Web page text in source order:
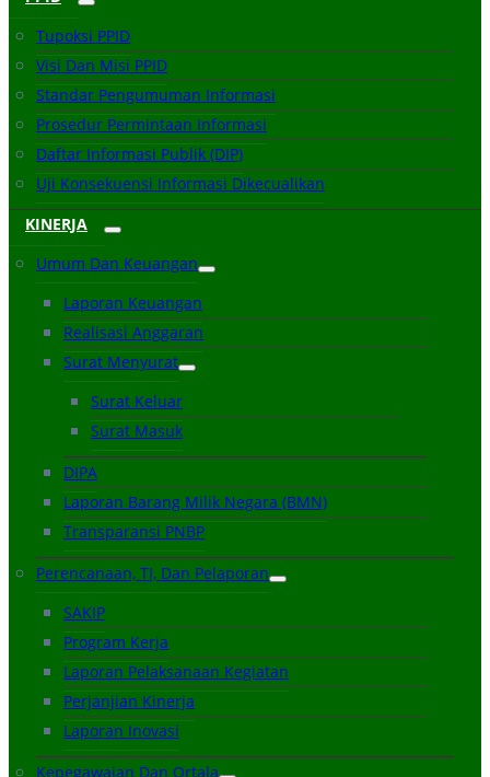
Tupoksi PPID
Visi Dan Misi PPID
Standar Pengumuman Informasi
Prosedur Permintaan Informasi
Daftar Informasi Publik (DIP)
Uji Konsekuensi Informasi Dikecualikan
KINERJA
Umum Dan Keuangan
Laporan Keuangan
Realisasi Anggaran
Surat Menyurat
Surat Keluar
Surat Masuk
DIPA
Laporan Barang Milik Negara (BMN)
Transparansi PNBP
Perencanaan, TI, Dan Pelaporan
SAKIP
Program Kerja
Laporan Pelaksanaan Kegiatan
Perjanjian Kinerja
Laporan Inovasi
Kepegawaian Dan Ortala